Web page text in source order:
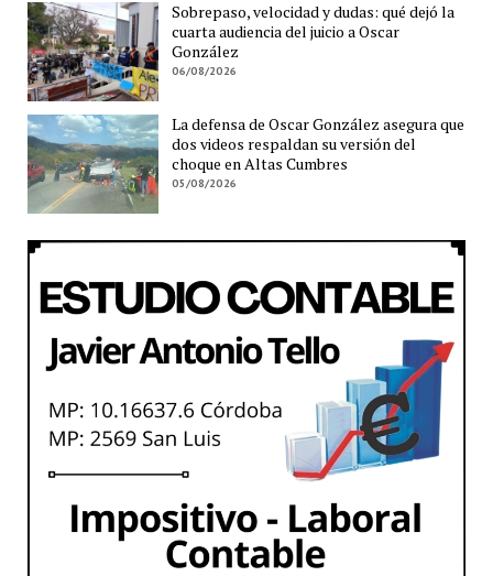
Sobrepaso, velocidad y dudas: qué dejó la
cuarta audiencia del juicio a Oscar
González
06/08/2026
La defensa de Oscar González asegura que
dos videos respaldan su versión del
choque en Altas Cumbres
05/08/2026